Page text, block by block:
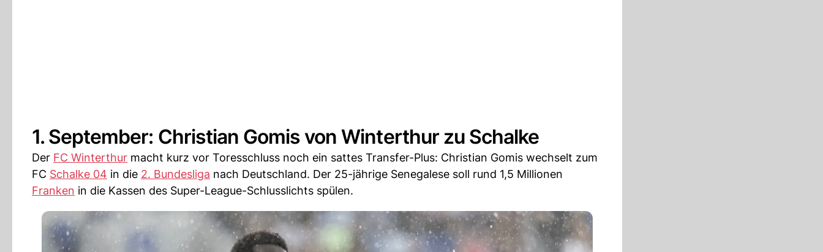
1. September: Christian Gomis von Winterthur zu Schalke
Der FC Winterthur macht kurz vor Toresschluss noch ein sattes Transfer-Plus: Christian Gomis wechselt zum
FC Schalke 04 in die 2. Bundesliga nach Deutschland. Der 25-jährige Senegalese soll rund 1,5 Millionen
Franken in die Kassen des Super-League-Schlusslichts spülen.